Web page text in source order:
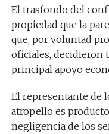
El trasfondo del
propiedad que la
que, por voluntad
oficiales, decidieron
principal apoyo
El representante de
atropello es
negligencia de los